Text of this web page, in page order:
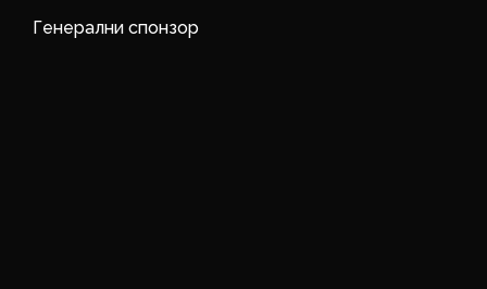
Генерални спонзор